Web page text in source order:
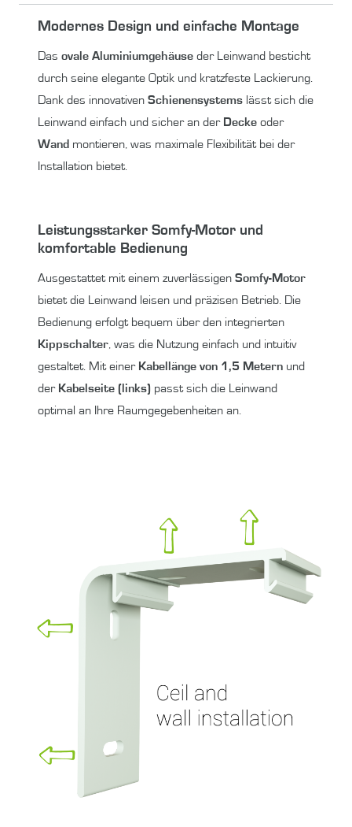
Modernes Design und einfache Montage
Das ovale Aluminiumgehäuse der Leinwand besticht
durch seine elegante Optik und kratzfeste Lackierung.
Dank des innovativen Schienensystems lässt sich die
Leinwand einfach und sicher an der Decke oder
Wand montieren, was maximale Flexibilität bei der
Installation bietet.
Leistungsstarker Somfy-Motor und
komfortable Bedienung
Ausgestattet mit einem zuverlässigen Somfy-Motor
bietet die Leinwand leisen und präzisen Betrieb. Die
Bedienung erfolgt bequem über den integrierten
Kippschalter , was die Nutzung einfach und intuitiv
gestaltet. Mit einer Kabellänge von 1,5 Metern und
der Kabelseite (links) passt sich die Leinwand
optimal an Ihre Raumgegebenheiten an.